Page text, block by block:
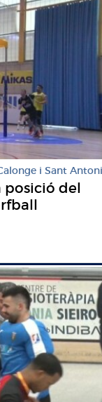
i Sant Antoni
posició del